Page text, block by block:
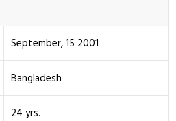
September, 15 2001
Bangladesh
24 yrs.